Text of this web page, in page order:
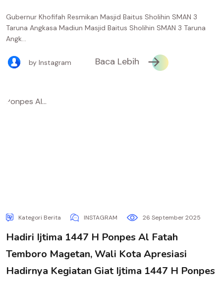
Gubernur Khofifah Resmikan Masjid Baitus Sholihin SMAN 3
Taruna Angkasa Madiun Masjid Baitus Sholihin SMAN 3 Taruna
Angk...
by Instagram Baca Lebih
Kategori Berita INSTAGRAM 26 September 2025
Hadiri Ijtima 1447 H Ponpes Al Fatah
Temboro Magetan, Wali Kota Apresiasi
Hadirnya Kegiatan Giat Ijtima 1447 H Ponpes